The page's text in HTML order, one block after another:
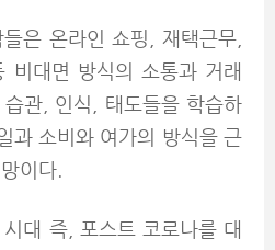
은 온라인 쇼핑, 재택근무,
비대면 방식의 소통과 거래
관, 인식, 태도들을 학습하
과 소비와 여가의 방식을 근
이다.
대 즉, 포스트 코로나를 대